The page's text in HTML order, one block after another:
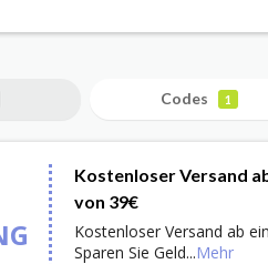
Codes 1
Kostenloser Versand
von 39€
Kostenloser Versand ab
Sparen Sie Geld...Mehr